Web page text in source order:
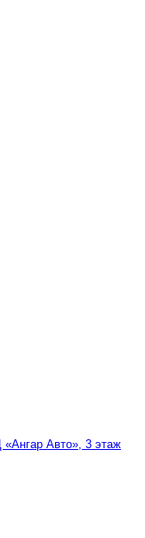
«Ангар Авто» , 3 этаж